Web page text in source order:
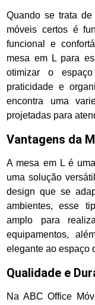
Quando se trata
móveis certos é
funcional e
mesa em L para
otimizar o
praticidade e
encontra uma
projetadas para
Vantagens da
A mesa em L é
uma solução
design que se
ambientes, esse
amplo para
equipamentos,
elegante ao espaço
Qualidade e
Na ABC Office